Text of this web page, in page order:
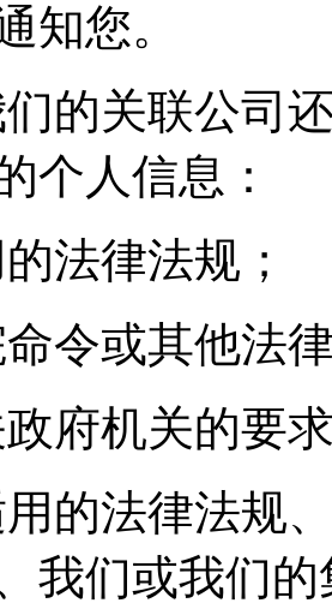
知您。
们的关联公司
个人信息：
法律法规；
命令或其他法
政府机关的要
用的法律法规
我们或我们